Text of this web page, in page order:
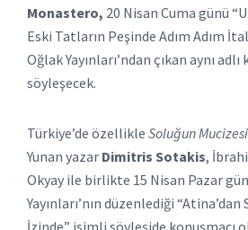
Monastero, 20 Nisan Cuma günü
Eski Tatların Peşinde Adım Adım
Oğlak Yayınları’ndan çıkan aynı
söyleşecek.
Türkiye’de özellikle Soluğun Mucizesi
Yunan yazar Dimitris Sotakis,
Okyay ile birlikte 15 Nisan Pazar
Yayınları’nın düzenlediği